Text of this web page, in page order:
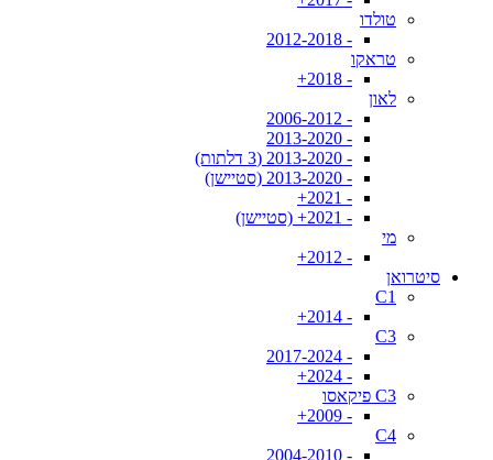
טולדו
- 2012-2018
טראקו
- 2018+
לאון
- 2006-2012
- 2013-2020
- 2013-2020 (3 דלתות)
- 2013-2020 (סטיישן)
- 2021+
- 2021+ (סטיישן)
מי
- 2012+
סיטרואן
C1
- 2014+
C3
- 2017-2024
- 2024+
C3 פיקאסו
- 2009+
C4
- 2004-2010